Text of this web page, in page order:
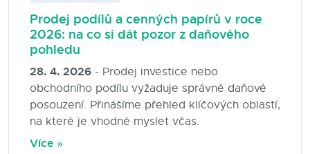
Prodej podílů a cenných papírů v roce
2026: na co si dát pozor z daňového
pohledu
28. 4. 2026 - Prodej investice nebo
obchodního podílu vyžaduje správné daňové
posouzení. Přinášíme přehled klíčových oblastí,
na které je vhodné myslet včas.
Více »